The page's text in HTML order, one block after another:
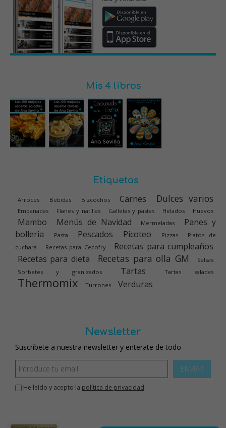
Mis 4 libros
Etiquetas
Arroces Bebidas Bizcochos Carnes Dulces varios
Empanadas Flanes y natillas Galletas y pastas Helados Huevos
Mambo Menús de Navidad Mermeladas
Panes y
bolleria
Pasta Pescados Picoteo Pizzas
Platos de
cuchara
Recetas para Cecofry
Recetas para cumpleaños
Recetas para dieta
Recetas para olla GM
Salsas
Sorbetes y granizados
Tartas Tartas saladas
Thermomix Turrones Verduras
Newsletter
Suscríbete a nuestra newsletter y enterate de todo
ENVIAR
He leído y acepto la política de privacidad